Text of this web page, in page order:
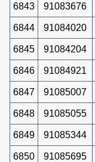
6843 91083676
6844 91084020
6845 91084204
6846 91084921
6847 91085007
6848 91085055
6849 91085344
6850 91085695